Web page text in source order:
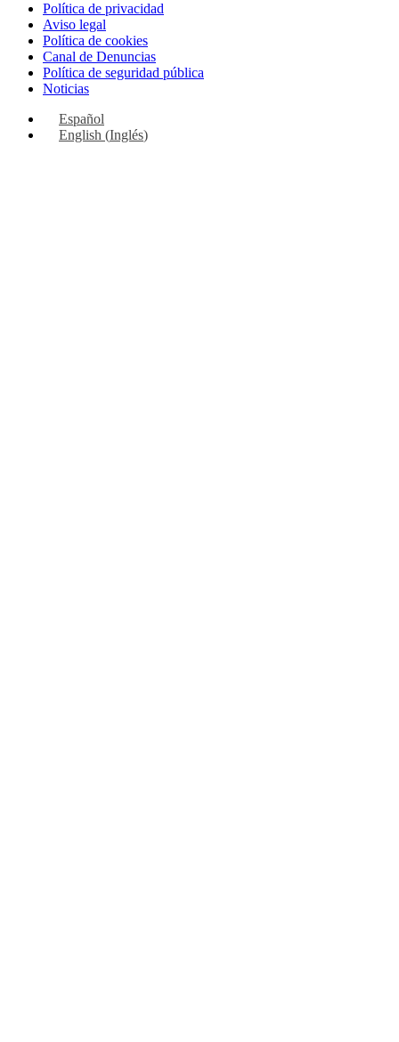
Política de privacidad
Aviso legal
Política de cookies
Canal de Denuncias
Política de seguridad pública
Noticias
Español
English (Inglés)